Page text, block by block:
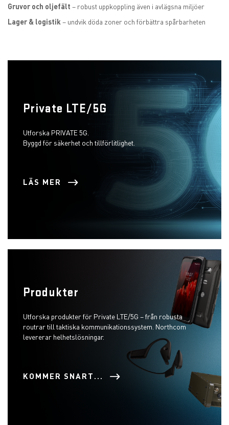
Gruvor och oljefält – robust uppkoppling även i avlägsna miljöer
Lager & logistik – undvik döda zoner och förbättra spårbarheten
Private LTE/5G
Utforska PRIVATE 5G.
Byggd för säkerhet och tillförlitlighet.
LÄS MER
Produkter
Utforska produkter för Private LTE/5G – från robusta
routrar till taktiska kommunikationssystem. Northcom
levererar helhetslösningar.
KOMMER SNART...